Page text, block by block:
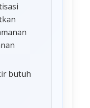
butuh